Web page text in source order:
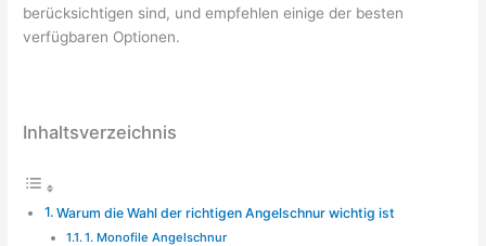
berücksichtigen sind, und empfehlen einige der besten
verfügbaren Optionen.
Inhaltsverzeichnis
Warum die Wahl der richtigen Angelschnur wichtig ist
1. Monofile Angelschnur